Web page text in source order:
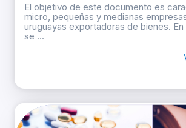
El objetivo de este documento es
micro, pequeñas y medianas
uruguayas exportadoras de bienes. En
se ...